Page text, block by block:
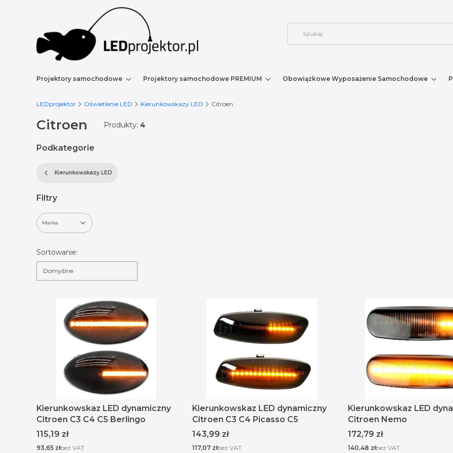
Projektory samochodowe Projektory samochodowe PREMIUM Obowiązkowe Wyposażenie Samochodowe
LEDprojektor Oświetlenie LED Kierunkowskazy LED Citroen
Citroen Produkty: 4
Podkategorie
Kierunkowskazy LED
Filtry
Marka
Lista produktów
Sortowanie:
Domyślne
Kierunkowskaz LED dynamiczny
Citroen C3 C4 C5 Berlingo
Cena
115,19 zł
Cena
93,65 złbez VAT
Kierunkowskaz LED dynamiczny
Citroen C3 C4 Picasso C5
Cena
143,99 zł
Cena
117,07 złbez VAT
Kierunkowskaz LED
Citroen Nemo
Cena
172,79 zł
Cena
140,48 złbez VAT